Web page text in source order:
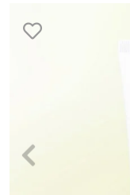
merken